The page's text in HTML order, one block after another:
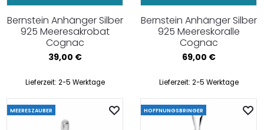
Bernstein Anhänger Silber
925 Meeresakrobat
Cognac
39,00 €
Lieferzeit: 2-5 Werktage
Bernstein Anhänger Silber
925 Meereskoralle
Cognac
69,00 €
Lieferzeit: 2-5 Werktage
MEERESZAUBER HOFFNUNGSBRINGER